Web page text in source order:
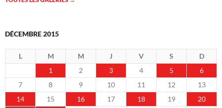
DÉCEMBRE 2015
L M M J V S
D
1
2 3 4 5
6
7
8 9 10 11 12
13
14
15 16 17 18 19
20